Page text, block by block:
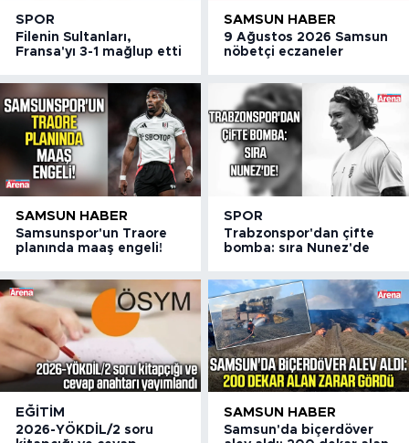
SPOR
Filenin Sultanları,
Fransa'yı 3-1 mağlup etti
SAMSUN HABER
9 Ağustos 2026 Samsun
nöbetçi eczaneler
SAMSUN HABER
Samsunspor'un Traore
planında maaş engeli!
SPOR
Trabzonspor'dan çifte
bomba: sıra Nunez'de
EĞITIM
2026-YÖKDİL/2 soru
SAMSUN HABER
Samsun'da biçerdöver